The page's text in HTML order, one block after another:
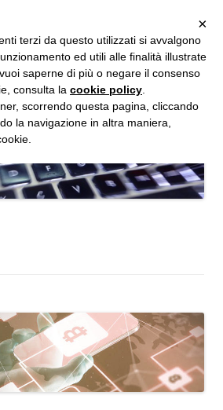
Forense
CTP e CTU in Processi Civili e Penali
×
terzi da questo utilizzati si avvalgono
ed utili alle finalità illustrate
saperne di più o negare il consenso
consulta la cookie policy
scorrendo questa pagina, cliccando
la navigazione in altra maniera,